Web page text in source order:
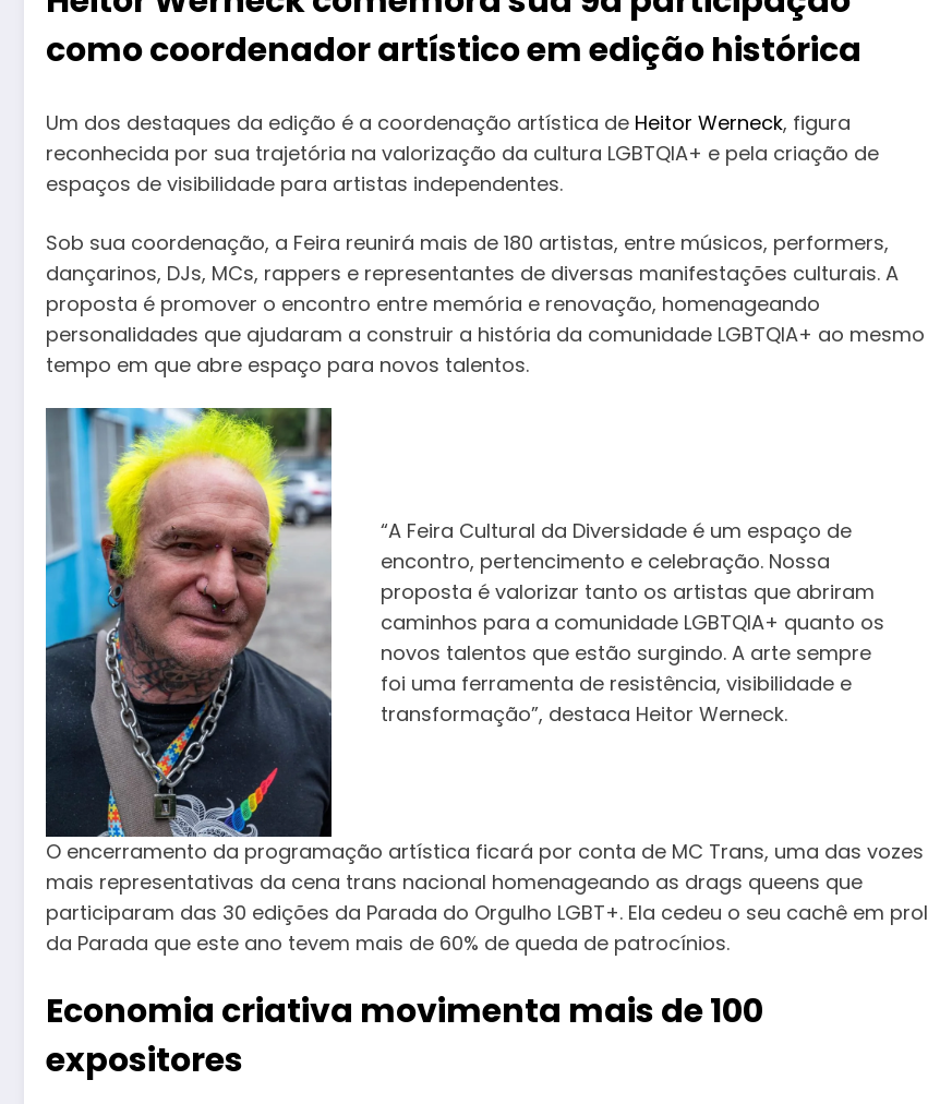
como coordenador artístico em edição histórica
Um dos destaques da edição é a coordenação artística de Heitor Werneck, figura
reconhecida por sua trajetória na valorização da cultura LGBTQIA+ e pela criação de
espaços de visibilidade para artistas independentes.
Sob sua coordenação, a Feira reunirá mais de 180 artistas, entre músicos, performers,
dançarinos, DJs, MCs, rappers e representantes de diversas manifestações culturais. A
proposta é promover o encontro entre memória e renovação, homenageando
personalidades que ajudaram a construir a história da comunidade LGBTQIA+ ao mesmo
tempo em que abre espaço para novos talentos.
“A Feira Cultural da Diversidade é um espaço de
encontro, pertencimento e celebração. Nossa
proposta é valorizar tanto os artistas que abriram
caminhos para a comunidade LGBTQIA+ quanto os
novos talentos que estão surgindo. A arte sempre
foi uma ferramenta de resistência, visibilidade e
transformação”, destaca Heitor Werneck.
O encerramento da programação artística ficará por conta de MC Trans, uma das vozes
mais representativas da cena trans nacional homenageando as drags queens que
participaram das 30 edições da Parada do Orgulho LGBT+. Ela cedeu o seu cachê em prol
da Parada que este ano tevem mais de 60% de queda de patrocínios.
Economia criativa movimenta mais de 100
expositores